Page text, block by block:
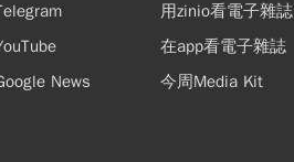
News
用zinio看電子雜誌
在app看電子雜誌
今周Media Kit